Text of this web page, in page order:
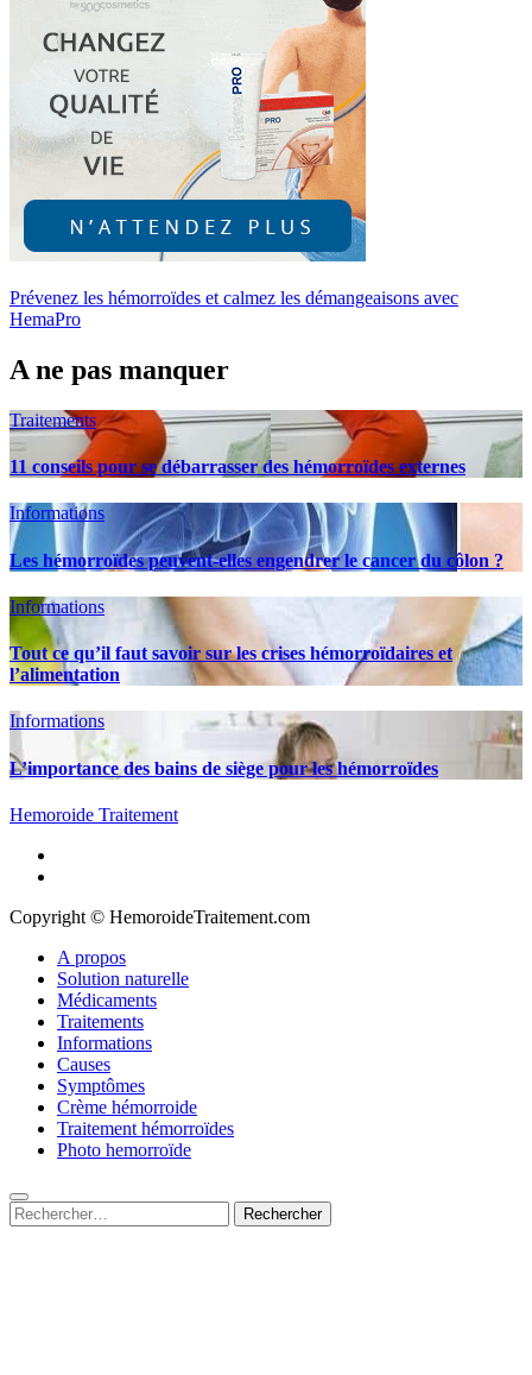
Prévenez les hémorroïdes et calmez les démangeaisons avec
HemaPro
A ne pas manquer
Traitements
11 conseils pour se débarrasser des hémorroïdes externes
Informations
Les hémorroïdes peuvent-elles engendrer le cancer du côlon ?
Informations
Tout ce qu’il faut savoir sur les crises hémorroïdaires et
l’alimentation
Informations
L’importance des bains de siège pour les hémorroïdes
Hemoroide Traitement
A propos
Solution naturelle
Médicaments
Traitements
Informations
Causes
Symptômes
Crème hémorroide
Traitement hémorroïdes
Photo hemorroïde
Rechercher :